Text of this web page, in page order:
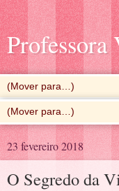
Professora
23 fevereiro 2018
O Segredo da